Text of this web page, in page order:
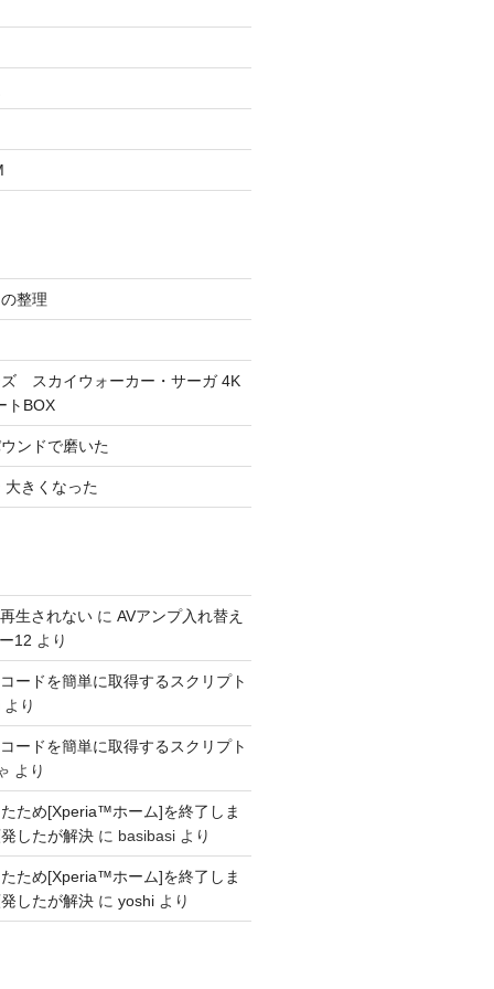
整理
ズ スカイウォーカー・サーガ 4K
トBOX
ンドで磨いた
大きくなった
生されないに AVアンプ入れ替え
12 より
ードを簡単に取得するスクリプト
より
ードを簡単に取得するスクリプト
より
たため[Xperia™ホーム]を終了しま
したが解決に basibasiより
たため[Xperia™ホーム]を終了しま
したが解決に yoshiより